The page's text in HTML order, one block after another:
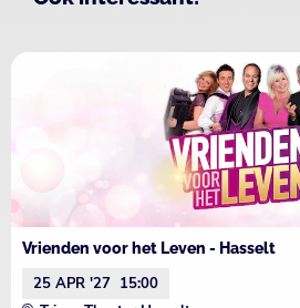
Vrienden voor het Leven - Hasselt
25 APR '27 15:00